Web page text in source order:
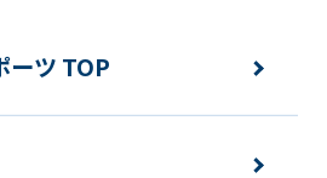
ーツ TOP